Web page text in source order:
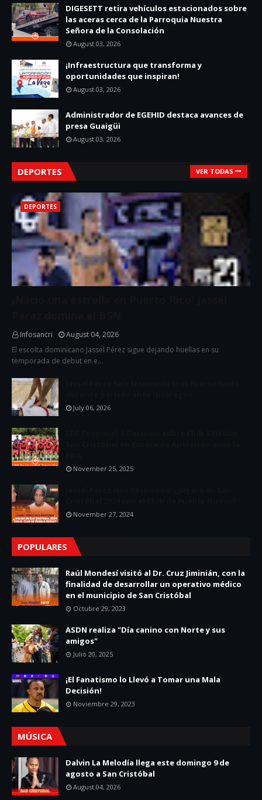
DIGESETT retira vehículos estacionados sobre
las aceras cerca de la Parroquia Nuestra
Señora de la Consolación
August 03, 2026
¡Infraestructura que transforma y
oportunidades que inspiran!
August 03, 2026
Administrador de EGEHID destaca avances de
presa Guaigüi
August 03, 2026
DEPORTES VER TODAS
DEPORTES
Infosancri
August 04, 2026
El escolta dominicano Jassel Pérez sigue dejando huellas en su
temporada de debut en e…
July 06, 2026
November 25, 2025
November 27, 2024
POPULARES
Raúl Mondesí visitó al Dr. Cruz Jiminián, con la
finalidad de desarrollar un operativo médico
en el municipio de San Cristóbal
Octubre 29, 2023
ASDN realiza "Día canino con Norte y sus
amigos"
Julio 20, 2025
¡El Fanatismo lo Llevó a Tomar una Mala
Decisión!
Noviembre 29, 2023
MÚSICA
Dalvin La Melodía llega este domingo 9 de
agosto a San Cristóbal
August 04, 2026